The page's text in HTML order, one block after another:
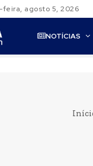
feira, agosto 5, 2026
NOTÍCIAS